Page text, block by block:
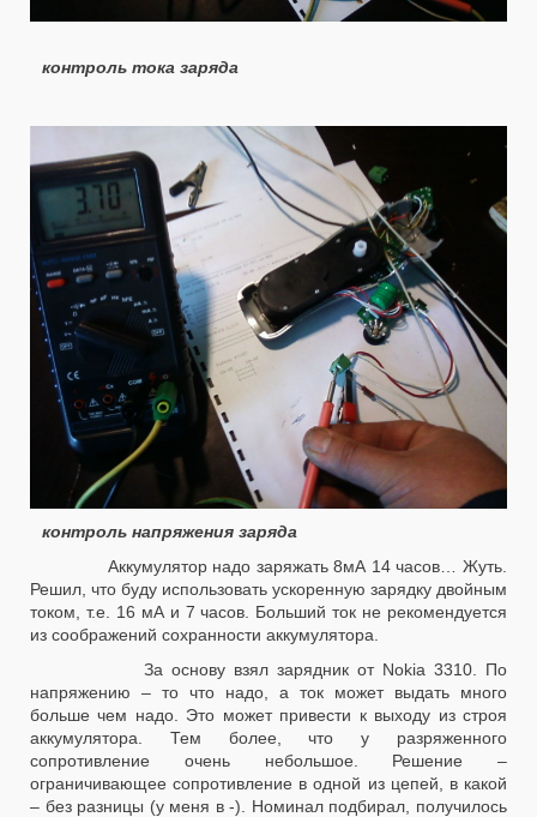
контроль тока заряда
контроль напряжения заряда
Аккумулятор надо заряжать 8мА 14 часов… Жуть.
Решил, что буду использовать ускоренную зарядку двойным
током, т.е. 16 мА и 7 часов. Больший ток не рекомендуется
из соображений сохранности аккумулятора.
За основу взял зарядник от Nokia 3310. По
напряжению – то что надо, а ток может выдать много
больше чем надо. Это может привести к выходу из строя
аккумулятора. Тем более, что у разряженного
сопротивление очень небольшое. Решение –
ограничивающее сопротивление в одной из цепей, в какой
– без разницы (у меня в -). Номинал подбирал, получилось